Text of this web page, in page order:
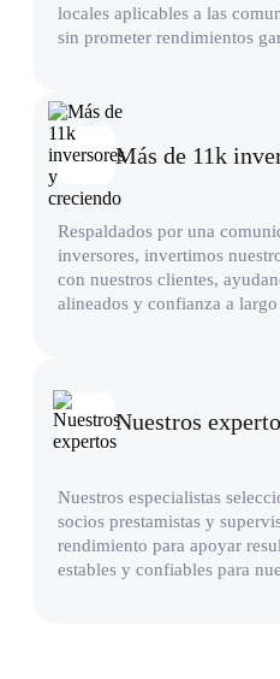
locales aplicables a las
sin prometer rendimientos
Más de 11k
Respaldados por una
inversores, invertimos
con nuestros clientes,
alineados y confianza a
Nuestros
Nuestros especialistas
socios prestamistas y
rendimiento para apoyar
estables y confiables para